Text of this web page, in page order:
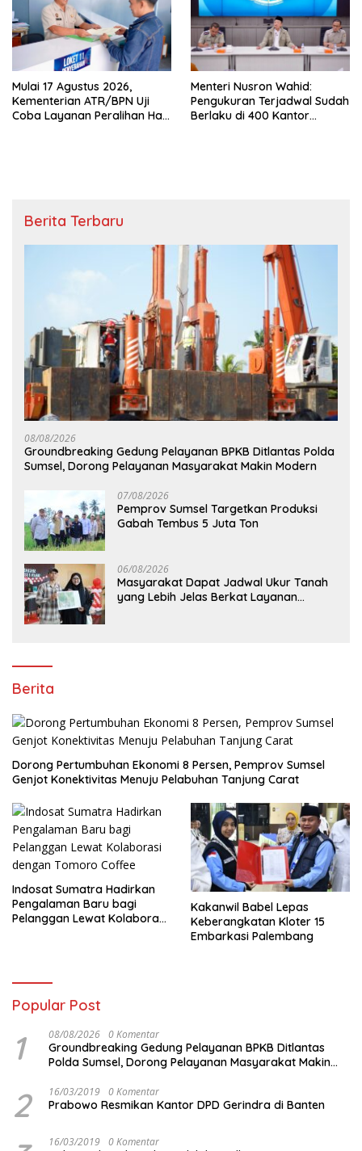
Mulai 17 Agustus 2026,
Kementerian ATR/BPN Uji
Coba Layanan Peralihan Hak
Menteri Nusron Wahid:
Pengukuran Terjadwal Sudah
Berlaku di 400 Kantor
Berita Terbaru
08/08/2026
Groundbreaking Gedung Pelayanan BPKB Ditlantas Polda
Sumsel, Dorong Pelayanan Masyarakat Makin Modern
07/08/2026
Pemprov Sumsel Targetkan Produksi
Gabah Tembus 5 Juta Ton
06/08/2026
Masyarakat Dapat Jadwal Ukur Tanah
yang Lebih Jelas Berkat Layanan
Berita
Dorong Pertumbuhan Ekonomi 8 Persen, Pemprov Sumsel
Genjot Konektivitas Menuju Pelabuhan Tanjung Carat
Indosat Sumatra Hadirkan
Pengalaman Baru bagi
Pelanggan Lewat Kolaborasi
Kakanwil Babel Lepas
Keberangkatan Kloter 15
Embarkasi Palembang
Popular Post
1 08/08/2026 0 Komentar
Groundbreaking Gedung Pelayanan BPKB Ditlantas
Polda Sumsel, Dorong Pelayanan Masyarakat Makin
2 16/03/2019 0 Komentar
Prabowo Resmikan Kantor DPD Gerindra di Banten
16/03/2019 0 Komentar